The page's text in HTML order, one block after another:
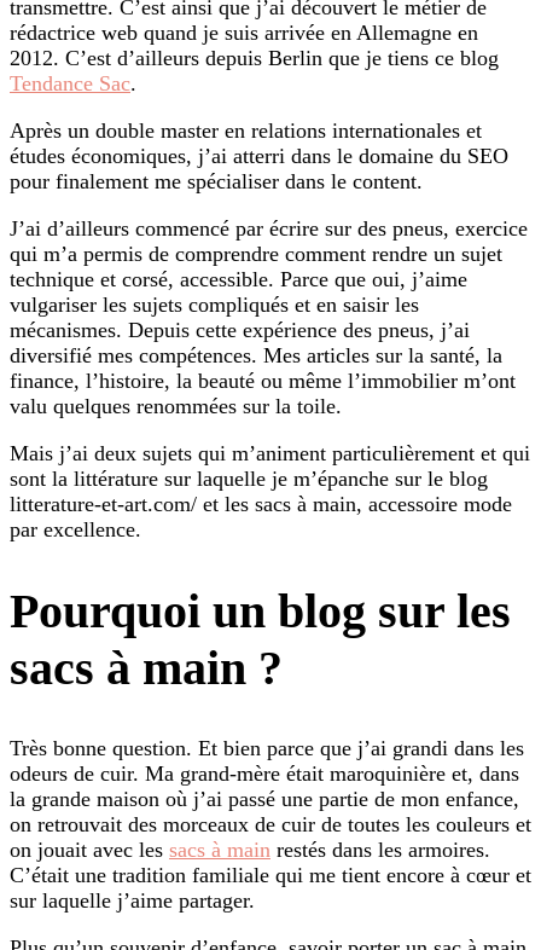
transmettre. C’est ainsi que j’ai découvert le métier de
rédactrice web quand je suis arrivée en Allemagne en
2012. C’est d’ailleurs depuis Berlin que je tiens ce blog
Tendance Sac.
Après un double master en relations internationales et
études économiques, j’ai atterri dans le domaine du SEO
pour finalement me spécialiser dans le content.
J’ai d’ailleurs commencé par écrire sur des pneus, exercice
qui m’a permis de comprendre comment rendre un sujet
technique et corsé, accessible. Parce que oui, j’aime
vulgariser les sujets compliqués et en saisir les
mécanismes. Depuis cette expérience des pneus, j’ai
diversifié mes compétences. Mes articles sur la santé, la
finance, l’histoire, la beauté ou même l’immobilier m’ont
valu quelques renommées sur la toile.
Mais j’ai deux sujets qui m’animent particulièrement et qui
sont la littérature sur laquelle je m’épanche sur le blog
litterature-et-art.com/ et les sacs à main, accessoire mode
par excellence.
Pourquoi un blog sur les
sacs à main ?
Très bonne question. Et bien parce que j’ai grandi dans les
odeurs de cuir. Ma grand-mère était maroquinière et, dans
la grande maison où j’ai passé une partie de mon enfance,
on retrouvait des morceaux de cuir de toutes les couleurs et
on jouait avec les sacs à main restés dans les armoires.
C’était une tradition familiale qui me tient encore à cœur et
sur laquelle j’aime partager.